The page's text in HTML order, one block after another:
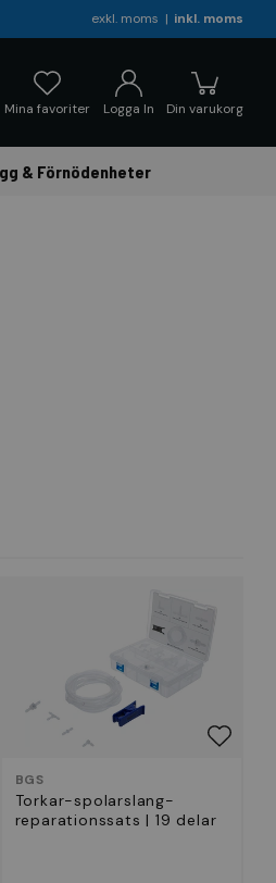
exkl. moms inkl. moms
Din varukorg
Logga In
Mina favoriter
& Förnödenheter
BGS
Torkar-spolarslang-
reparationssats | 19 delar